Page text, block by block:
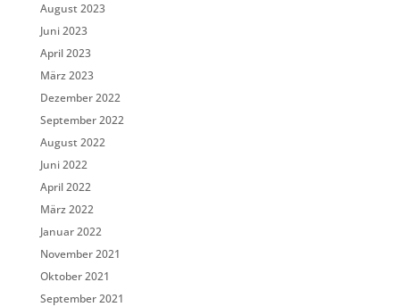
August 2023
Juni 2023
April 2023
März 2023
Dezember 2022
September 2022
August 2022
Juni 2022
April 2022
März 2022
Januar 2022
November 2021
Oktober 2021
September 2021